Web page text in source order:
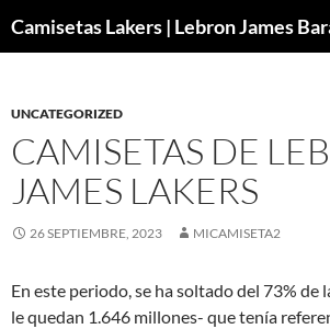
UNCATEGORIZED
CAMISETAS DE
JAMES LAKERS
26 SEPTIEMBRE, 2023 MICAMISETA2
En este periodo, se ha soltado del 73% de
le quedan 1.646 millones- que tenía